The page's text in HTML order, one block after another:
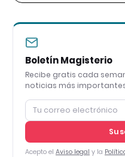
Boletín Magisterio
Recibe gratis cada
noticias más
Acepto el Aviso legal y la